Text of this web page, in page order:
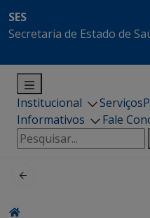
SES
Secretaria de Estado de
Institucional Serviços
Informativos
Fale
Pesquisar
por: